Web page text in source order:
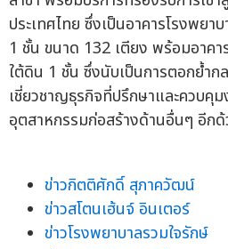
ประเทศไทย ซึ่งเป็นอาคารโรงพย
1 ชั้น ขนาด 132 เตียง พร้อมอาค
ใต้ดิน 1 ชั้น ซึ่งนับเป็นการตอกย้ำ
เชี่ยวชาญธุรกิจที่ปรึกษาและควบคุ
อุตสาหกรรมก่อสร้างด้านอื่นๆ อีก
ข่าวกิตติศักดิ์ สุภาควัฒน์
ข่าวสโตนเฮ้นจ์ อินเตอร์
ข่าวโรงพยาบาลรวมใจรักษ์